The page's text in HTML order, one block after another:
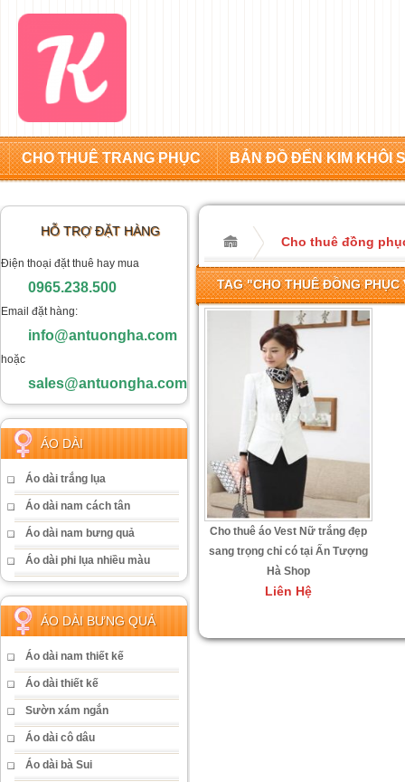
CHO THUÊ TRANG PHỤC BẢN ĐỒ ĐẾN KIM KHÔI
HỖ TRỢ ĐẶT HÀNG
Điện thoại đặt thuê hay mua
0965.238.500
Email đặt hàng:
info@antuongha.com
hoặc
sales@antuongha.com
ÁO DÀI
Áo dài trắng lụa
Áo dài nam cách tân
Áo dài nam bưng quả
Áo dài phi lụa nhiều màu
ÁO DÀI BƯNG QUẢ
Áo dài nam thiết kế
Áo dài thiết kế
Sườn xám ngắn
Áo dài cô dâu
Áo dài bà Sui
Cho thuê đồng
TAG "CHO THUÊ ĐỒNG PHỤC
Cho thuê áo Vest Nữ trắng đẹp
sang trọng chỉ có tại Ấn Tượng
Hà Shop
Liên Hệ